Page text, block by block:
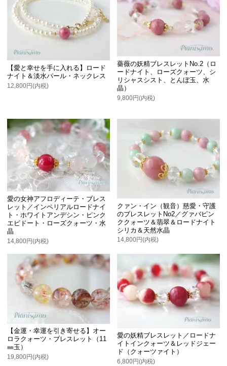
【愛と幸せを手に入れる】ロード
ナイト＆淡水パール・ネックレス
12,800円(内税)
薔薇の妖精ブレスレットNo.2（ロ
ードナイト、ローズクォーツ、シ
リシャスシスト、とんぼ玉、水
晶）
9,800円(内税)
愛の女神アフロディーテ・ブレス
レット／インペリアルロードナイ
ト・ホワイトアンデシン・ピンク
エピドート・ローズクォーツ・水
晶
14,800円(内税)
クァン・イン（観音）慈愛・守護
のブレスレットNo2／グァバピン
ククォーツ＆翡翠＆ロードナイト
シリカ＆天然水晶
14,800円(内税)
【金運・幸運を引き寄せる】オー
ロラクォーツ・ブレスレット（11
㎜玉）
19,800円(内税)
愛の妖精ブレスレット／ロードナ
イトインクォーツ＆レッドジェー
ド（クォーツァイト）
6,800円(内税)